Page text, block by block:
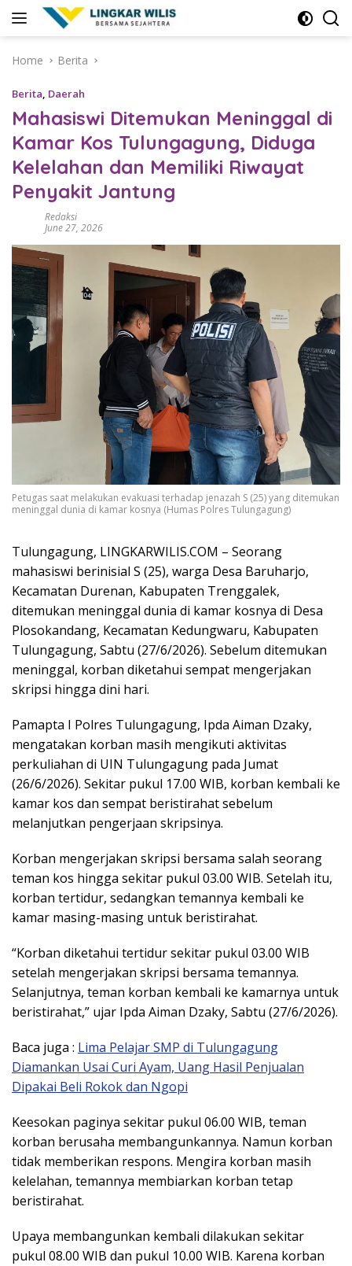
Home
Berita
Berita, Daerah
Mahasiswi Ditemukan Meninggal di
Kamar Kos Tulungagung, Diduga
Kelelahan dan Memiliki Riwayat
Penyakit Jantung
Redaksi
June 27, 2026
Petugas saat melakukan evakuasi terhadap jenazah S (25) yang ditemukan
meninggal dunia di kamar kosnya (Humas Polres Tulungagung)
Tulungagung, LINGKARWILIS.COM – Seorang
mahasiswi berinisial S (25), warga Desa Baruharjo,
Kecamatan Durenan, Kabupaten Trenggalek,
ditemukan meninggal dunia di kamar kosnya di Desa
Plosokandang, Kecamatan Kedungwaru, Kabupaten
Tulungagung, Sabtu (27/6/2026). Sebelum ditemukan
meninggal, korban diketahui sempat mengerjakan
skripsi hingga dini hari.
Pamapta I Polres Tulungagung, Ipda Aiman Dzaky,
mengatakan korban masih mengikuti aktivitas
perkuliahan di UIN Tulungagung pada Jumat
(26/6/2026). Sekitar pukul 17.00 WIB, korban kembali ke
kamar kos dan sempat beristirahat sebelum
melanjutkan pengerjaan skripsinya.
Korban mengerjakan skripsi bersama salah seorang
teman kos hingga sekitar pukul 03.00 WIB. Setelah itu,
korban tertidur, sedangkan temannya kembali ke
kamar masing-masing untuk beristirahat.
“Korban diketahui tertidur sekitar pukul 03.00 WIB
setelah mengerjakan skripsi bersama temannya.
Selanjutnya, teman korban kembali ke kamarnya untuk
beristirahat,” ujar Ipda Aiman Dzaky, Sabtu (27/6/2026).
Baca juga : Lima Pelajar SMP di Tulungagung
Diamankan Usai Curi Ayam, Uang Hasil Penjualan
Dipakai Beli Rokok dan Ngopi
Keesokan paginya sekitar pukul 06.00 WIB, teman
korban berusaha membangunkannya. Namun korban
tidak memberikan respons. Mengira korban masih
kelelahan, temannya membiarkan korban tetap
beristirahat.
Upaya membangunkan kembali dilakukan sekitar
pukul 08.00 WIB dan pukul 10.00 WIB. Karena korban